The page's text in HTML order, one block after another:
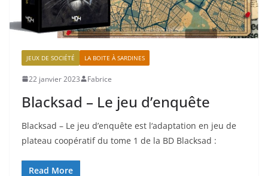
JEUX DE SOCIÉTÉ LA BOITE À SARDINES
22 janvier 2023 Fabrice
Blacksad – Le jeu d’enquête
Blacksad – Le jeu d’enquête est l‘adaptation en jeu de
plateau coopératif du tome 1 de la BD Blacksad :
Read More